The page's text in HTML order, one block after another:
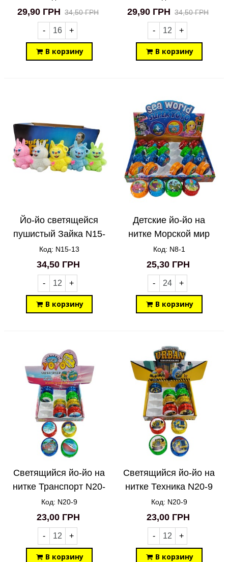
29,90 ГРН 34,50 ГРН
- +
В корзину
29,90 ГРН 34,50 ГРН
- +
В корзину
Йо-йо светящейся
пушистый Зайка N15-
13
Код: N15-13
34,50 ГРН
- +
В корзину
Детские йо-йо на
нитке Морской мир
N8-1
Код: N8-1
25,30 ГРН
- +
В корзину
Светящийся йо-йо на
нитке Транспорт N20-
9
Код: N20-9
23,00 ГРН
- +
В корзину
Светящийся йо-йо на
нитке Техника N20-9
Код: N20-9
23,00 ГРН
- +
В корзину